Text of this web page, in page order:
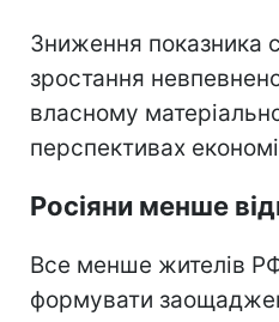
Зниження показника
зростання
власному
перспективах
Росіяни менше
Все менше жителів
формувати